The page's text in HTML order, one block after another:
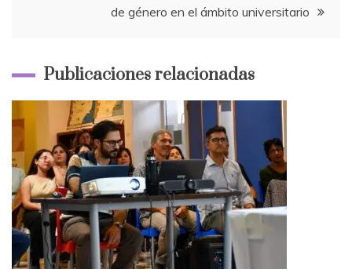
de género en el ámbito universitario
Publicaciones relacionadas